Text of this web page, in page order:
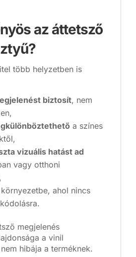
az áttetsző
több helyzetben is
biztosít, nem
a színes
vizuális hatást ad
vagy otthoni
ahol nincs
megjelenés
a vinil
hibája a terméknek.